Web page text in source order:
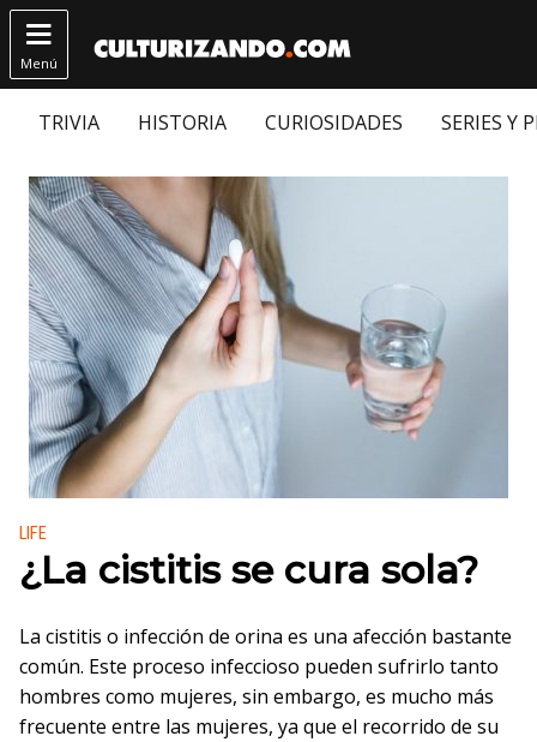

Menú
TRIVIA HISTORIA CURIOSIDADES SERIES Y
Publicado en:
LIFE
¿La cistitis se cura sola?
La cistitis o infección de orina es una afección bastante
común. Este proceso infeccioso pueden sufrirlo tanto
hombres como mujeres, sin embargo, es mucho más
frecuente entre las mujeres, ya que el recorrido de su